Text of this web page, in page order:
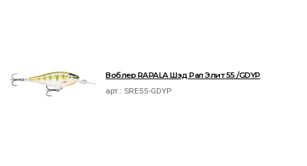
Воблер RAPALA Шэд Рап Элит 55 /GDYP
арт.: SRE55-GDYP